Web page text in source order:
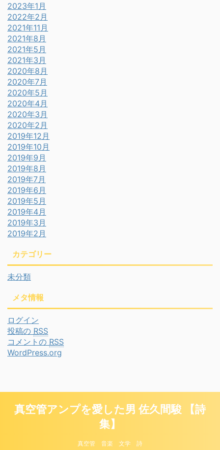
2023年1月
2022年2月
2021年11月
2021年8月
2021年5月
2021年3月
2020年8月
2020年7月
2020年5月
2020年4月
2020年3月
2020年2月
2019年12月
2019年10月
2019年9月
2019年8月
2019年7月
2019年6月
2019年5月
2019年4月
2019年3月
2019年2月
カテゴリー
未分類
メタ情報
ログイン
投稿の RSS
コメントの RSS
WordPress.org
真空管アンプを愛した男 佐久間駿 【詩
集】
真空管 音楽 文学 詩